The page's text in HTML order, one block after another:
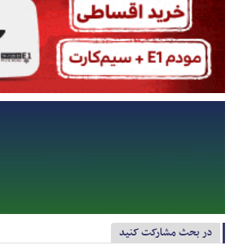
در بحث مشارکت کنید